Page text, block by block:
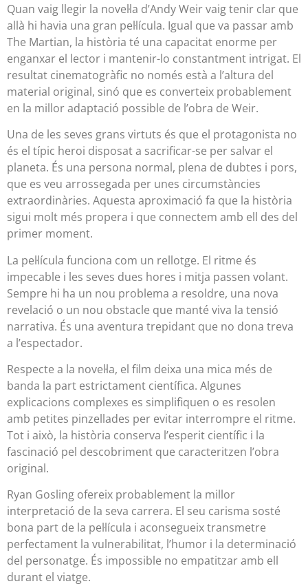
Quan vaig llegir la novel·la d’Andy Weir vaig tenir clar que
allà hi havia una gran pel·lícula. Igual que va passar amb
The Martian, la història té una capacitat enorme per
enganxar el lector i mantenir-lo constantment intrigat. El
resultat cinematogràfic no només està a l’altura del
material original, sinó que es converteix probablement
en la millor adaptació possible de l’obra de Weir.
Una de les seves grans virtuts és que el protagonista no
és el típic heroi disposat a sacrificar-se per salvar el
planeta. És una persona normal, plena de dubtes i pors,
que es veu arrossegada per unes circumstàncies
extraordinàries. Aquesta aproximació fa que la història
sigui molt més propera i que connectem amb ell des del
primer moment.
La pel·lícula funciona com un rellotge. El ritme és
impecable i les seves dues hores i mitja passen volant.
Sempre hi ha un nou problema a resoldre, una nova
revelació o un nou obstacle que manté viva la tensió
narrativa. És una aventura trepidant que no dona treva
a l’espectador.
Respecte a la novel·la, el film deixa una mica més de
banda la part estrictament científica. Algunes
explicacions complexes es simplifiquen o es resolen
amb petites pinzellades per evitar interrompre el ritme.
Tot i això, la història conserva l’esperit científic i la
fascinació pel descobriment que caracteritzen l’obra
original.
Ryan Gosling ofereix probablement la millor
interpretació de la seva carrera. El seu carisma sosté
bona part de la pel·lícula i aconsegueix transmetre
perfectament la vulnerabilitat, l’humor i la determinació
del personatge. És impossible no empatitzar amb ell
durant el viatge.